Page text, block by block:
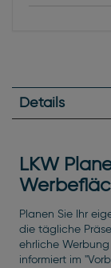
Details
LKW
Planen Sie Ihr
die tägliche
ehrliche
informiert im